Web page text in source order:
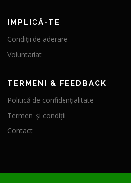
IMPLICĂ-TE
Condiții de aderare
Voluntariat
TERMENI & FEEDBACK
Politică de confidențialitate
Termeni și condiții
Contact